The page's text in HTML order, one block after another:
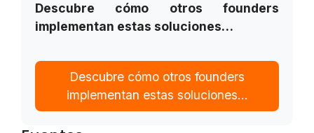
Descubre cómo otros founders
implementan estas soluciones…
Descubre cómo otros founders
implementan estas soluciones…